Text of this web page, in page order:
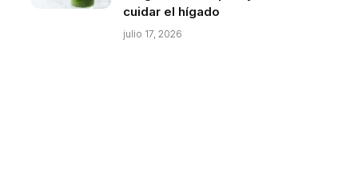
cuidar el hígado
julio 17, 2026